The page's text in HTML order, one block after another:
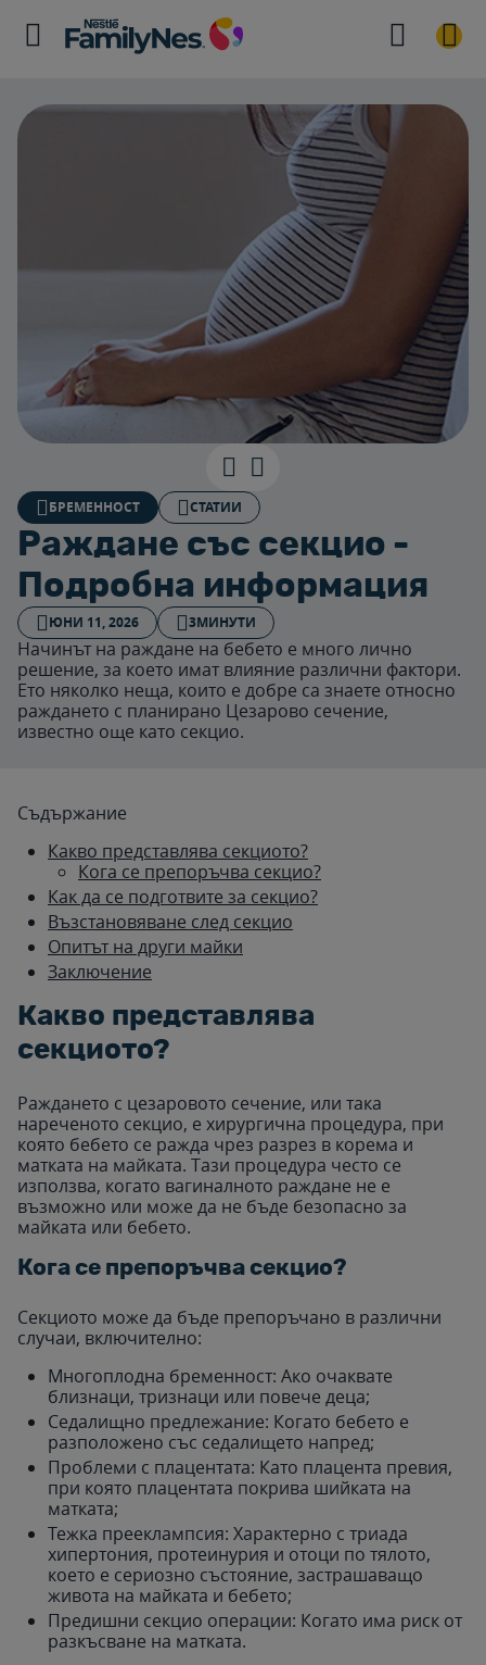
БРЕМЕННОСТ СТАТИИ
Раждане със секцио -
Подробна информация
ЮНИ 11, 2026 3МИНУТИ
Начинът на раждане на бебето е много лично
решение, за което имат влияние различни фактори.
Ето няколко неща, които е добре са знаете относно
раждането с планирано Цезарово сечение,
известно още като секцио.
Съдържание
Какво представлява секциото?
Кога се препоръчва секцио?
Как да се подготвите за секцио?
Възстановяване след секцио
Опитът на други майки
Заключение
Какво представлява
секциото?
Раждането с цезаровото сечение, или така
нареченото секцио, е хирургична процедура, при
която бебето се ражда чрез разрез в корема и
матката на майката. Тази процедура често се
използва, когато вагиналното раждане не е
възможно или може да не бъде безопасно за
майката или бебето.
Кога се препоръчва секцио?
Секциото може да бъде препоръчано в различни
случаи, включително:
Многоплодна бременност: Ако очаквате
близнаци, тризнаци или повече деца;
Седалищно предлежание: Когато бебето е
разположено със седалището напред;
Проблеми с плацентата: Като плацента превия,
при която плацентата покрива шийката на
матката;
Тежка прееклампсия: Характерно с триада
хипертония, протеинурия и отоци по тялото,
което е сериозно състояние, застрашаващо
живота на майката и бебето;
Предишни секцио операции: Когато има риск от
разкъсване на матката.